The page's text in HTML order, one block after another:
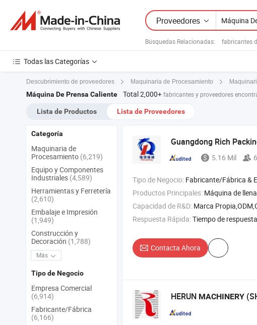
Proveedores
Búsquedas Relacionadas: fabricantes
Todas las Categorías
Descubrimiento de proveedores Maquinaria de Procesamiento
Máquina De Prensa Caliente Total 2,000+fabricantes y proveedores
Lista de Productos Lista de Proveedores
Guangdong Rich
5.16 Mil
Tipo de Negocio: Fabricante/Fábrica & Empresa
Productos Principales: Máquina de llenado de cápsulas , máquina de prensado de tabletas , máquina de empaquetado en blíster , máquina de conteo automático ,
Capacidad de R&D: Marca
Respuesta Rápida:Tiempo de
Contacta Ahora
HERUN MACHINERY
Categoría
Maquinaria de
Procesamiento (6,219)
Equipo y Componentes
Industriales (4,589)
Herramientas y Ferretería
(2,610)
Embalaje e Impresión
(1,949)
Construcción y
Decoración (1,788)
Más
Tipo de Negocio
Empresa Comercial
(6,914)
Fabricante/Fábrica
(6,166)